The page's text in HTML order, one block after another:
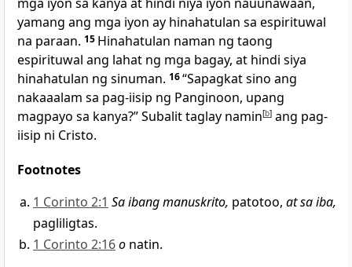
yamang ang mga iyon ay hinahatulan sa espirituwal
na paraan. 15 Hinahatulan naman ng taong
espirituwal ang lahat ng mga bagay, at hindi siya
hinahatulan ng sinuman. 16“Sapagkat sino ang
nakaaalam sa pag-iisip ng Panginoon, upang
magpayo sa kanya?” Subalit taglay namin[b] ang pag-
iisip ni Cristo.
Footnotes
1 Corinto 2:1 Sa ibang manuskrito, patotoo, at sa iba,
pagliligtas.
1 Corinto 2:16o natin.